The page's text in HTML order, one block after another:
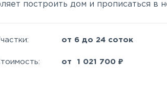
построить дом и прописаться в
от 6 до 24 соток
от1 021 700 ₽